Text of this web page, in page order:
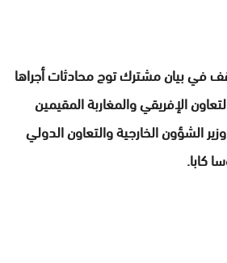
في بيان مشترك توج محادثات أجراها
الإفريقي والمغاربة المقيمين
الشؤون الخارجية والتعاون الدولي
كابا.